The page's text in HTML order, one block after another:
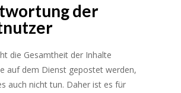
der
die Gesamtheit der Inhalte
auf dem Dienst gepostet werden,
auch nicht tun. Daher ist es für